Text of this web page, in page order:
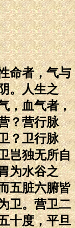
者，气与
。人生之
，血气者，
？营行脉
？卫行脉
岂独无所自
为水谷之
五脏六腑皆
卫。营卫二
十度，平旦